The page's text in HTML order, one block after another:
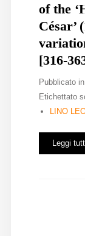
of the
César’
[316-
Pubblicato in
Etichettato
LINO
Leggi